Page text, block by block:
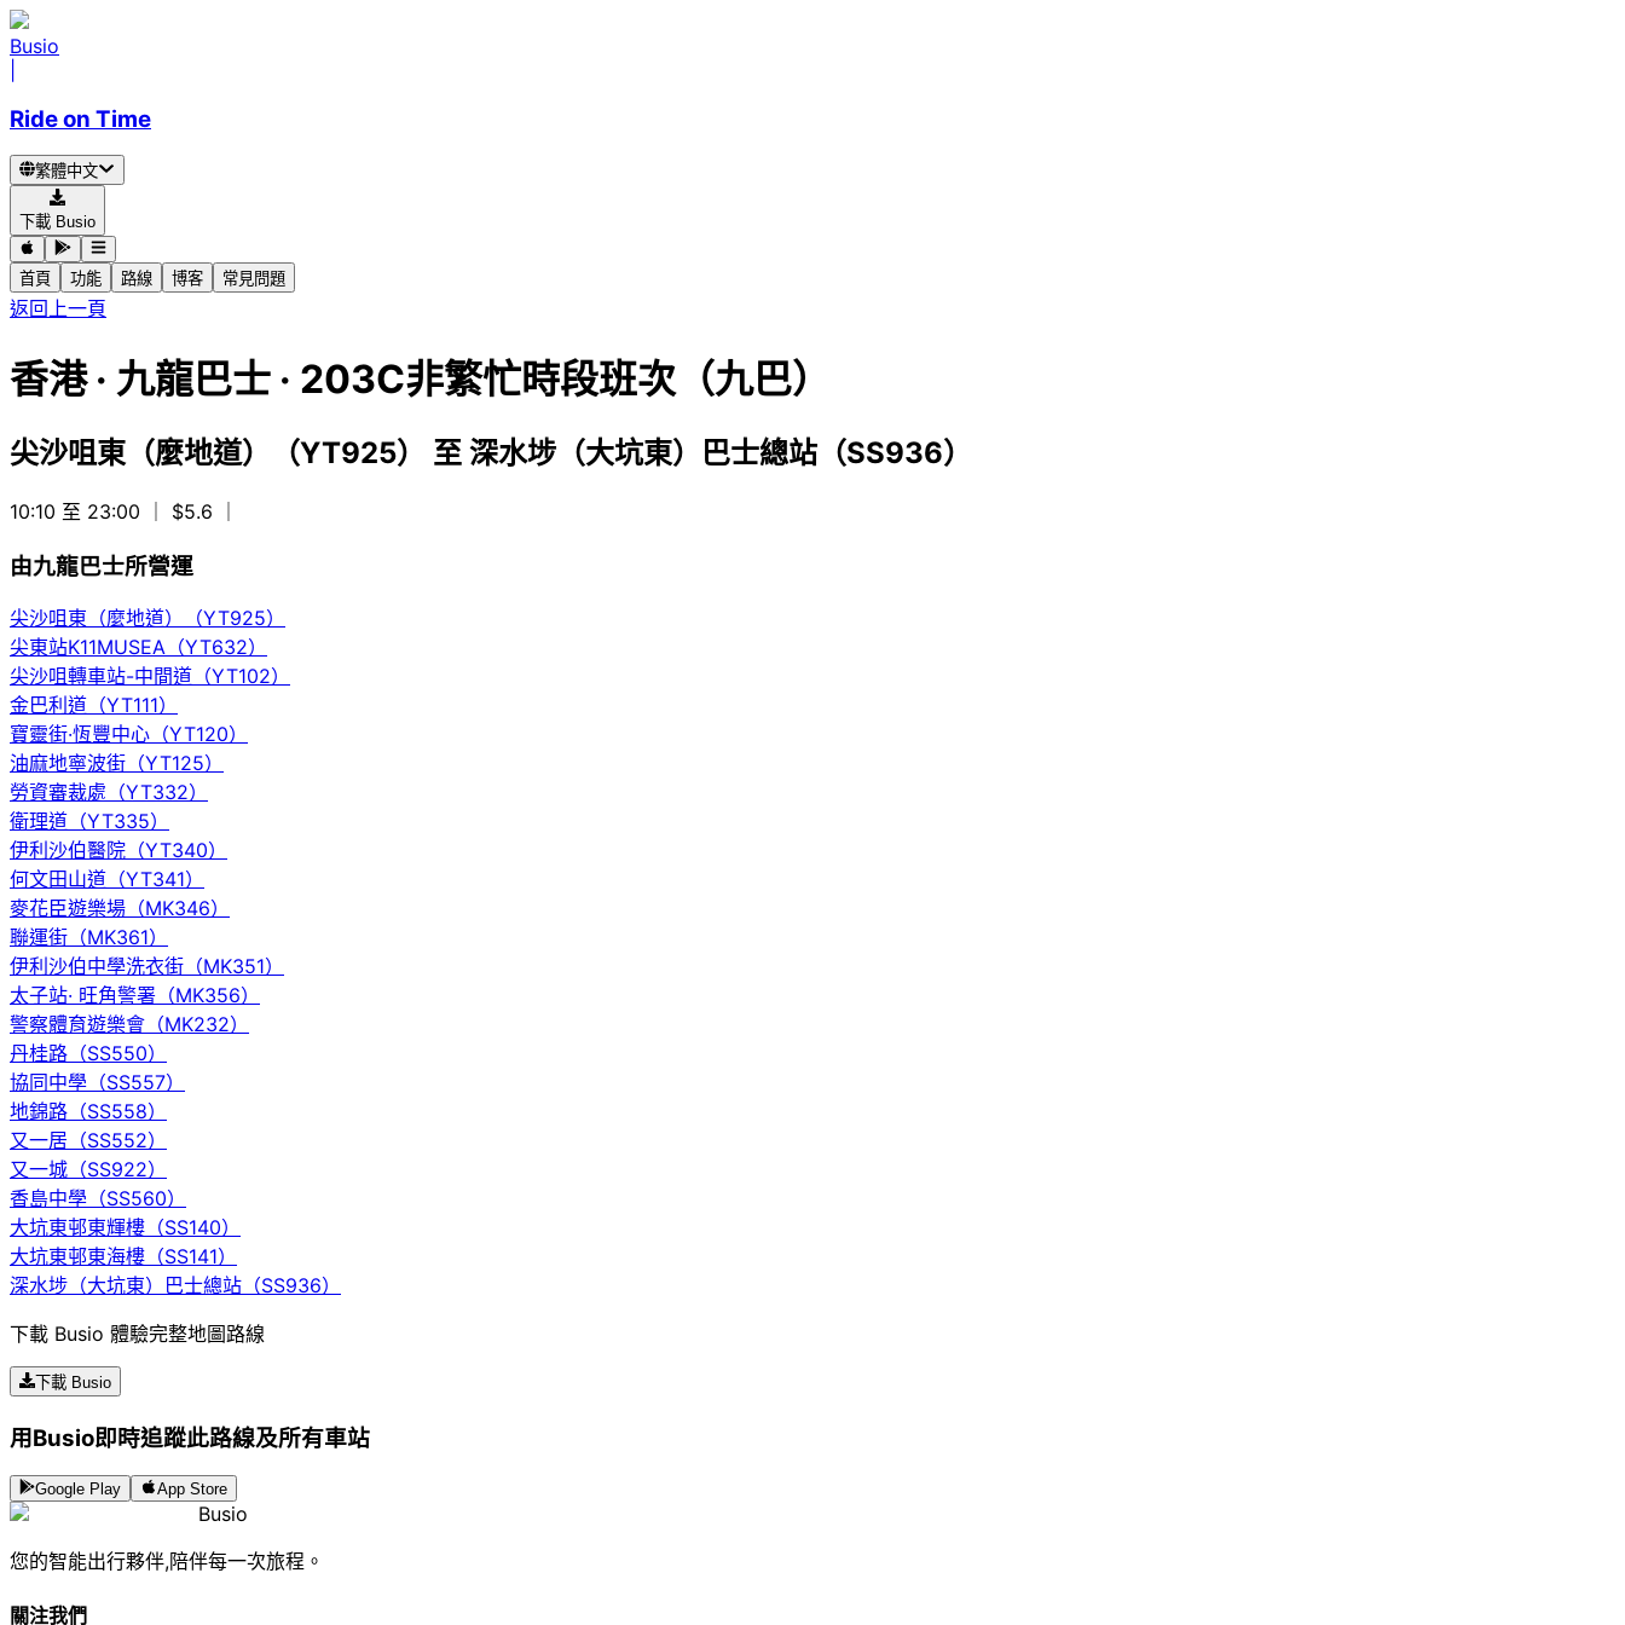
Busio
Ride on Time
繁體中文
下載 Busio
首頁 功能 路線 博客 常見問題
返回上一頁
香港· 九龍巴士 · 203C非繁忙時段班次（九巴）
尖沙咀東（麼地道）（YT925） 至 深水埗（大坑東）巴士總站（SS936）
10:10 至 23:00 ｜ $5.6
由九龍巴士所營運
尖沙咀東（麼地道）（YT925）
尖東站K11MUSEA（YT632）
尖沙咀轉車站-中間道（YT102）
金巴利道（YT111）
寶靈街·恆豐中心（YT120）
油麻地寧波街（YT125）
勞資審裁處（YT332）
衛理道（YT335）
伊利沙伯醫院（YT340）
何文田山道（YT341）
麥花臣遊樂場（MK346）
聯運街（MK361）
伊利沙伯中學洗衣街（MK351）
太子站· 旺角警署（MK356）
警察體育遊樂會（MK232）
丹桂路（SS550）
協同中學（SS557）
地錦路（SS558）
又一居（SS552）
又一城（SS922）
香島中學（SS560）
大坑東邨東輝樓（SS140）
大坑東邨東海樓（SS141）
深水埗（大坑東）巴士總站（SS936）
下載 Busio 體驗完整地圖路線
下載 Busio
用Busio即時追蹤此路線及所有車站
Google Play App Store
Busio
您的智能出行夥伴,陪伴每一次旅程。
關注我們